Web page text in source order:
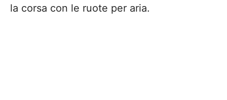
la corsa con le ruote per aria.